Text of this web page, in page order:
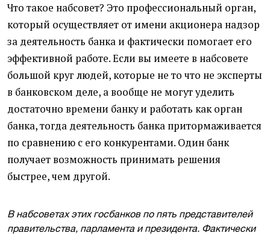
Что такое набсовет? Это профессиональный орган,
который осуществляет от имени акционера надзор
за деятельность банка и фактически помогает его
эффективной работе. Если вы имеете в набсовете
большой круг людей, которые не то что не эксперты
в банковском деле, а вообще не могут уделить
достаточно времени банку и работать как орган
банка, тогда деятельность банка притормаживается
по сравнению с его конкурентами. Один банк
получает возможность принимать решения
быстрее, чем другой.
В набсоветах этих госбанков по пять представителей
правительства, парламента и президента. Фактически